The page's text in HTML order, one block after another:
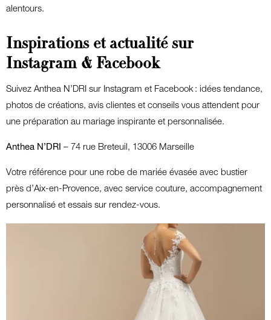
alentours.
Inspirations et actualité sur
Instagram & Facebook
Suivez Anthea N’DRI sur Instagram et Facebook : idées tendance,
photos de créations, avis clientes et conseils vous attendent pour
une préparation au mariage inspirante et personnalisée.
Anthea N’DRI– 74 rue Breteuil, 13006 Marseille
Votre référence pour une robe de mariée évasée avec bustier
près d’Aix-en-Provence, avec service couture, accompagnement
personnalisé et essais sur rendez-vous.